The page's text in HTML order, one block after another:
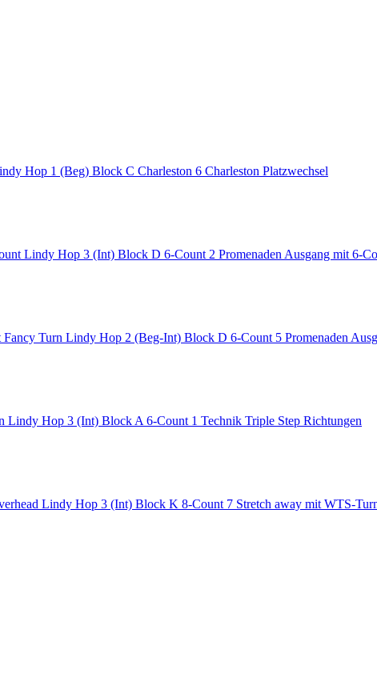
Hop 1 (Beg) Block C Charleston 6 Charleston Platzwechsel
Lindy Hop 3 (Int) Block D 6-Count 2 Promenaden Ausgang mit 6-
Lindy Hop 2 (Beg-Int) Block D 6-Count 5 Promenaden
Lindy Hop 3 (Int) Block A 6-Count 1 Technik Triple Step Richtungen
Lindy Hop 3 (Int) Block K 8-Count 7 Stretch away mit WTS-